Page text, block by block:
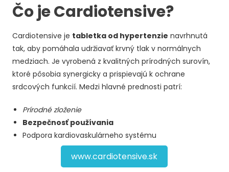
Čo je Cardiotensive?
Cardiotensive je tabletka od hypertenzie navrhnutá
tak, aby pomáhala udržiavať krvný tlak v normálnych
medziach. Je vyrobená z kvalitných prírodných surovín,
ktoré pôsobia synergicky a prispievajú k ochrane
srdcových funkcií. Medzi hlavné prednosti patrí:
Prírodné zloženie
Bezpečnosť používania
Podpora kardiovaskulárneho systému
www.cardiotensive.sk